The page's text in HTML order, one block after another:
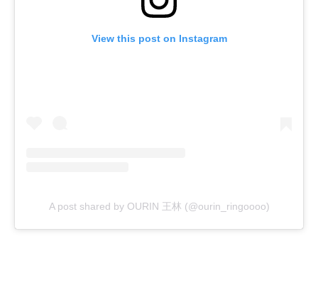
View this post on Instagram
A post shared by OURIN 王林 (@ourin_ringoooo)